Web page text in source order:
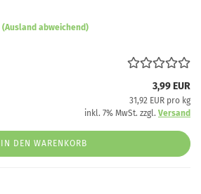
(Ausland abweichend)
3,99 EUR
31,92 EUR pro kg
inkl. 7% MwSt. zzgl. Versand
IN DEN WARENKORB